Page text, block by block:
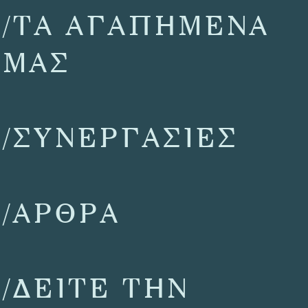
/ΤΑ ΑΓΑΠΗΜΕΝΑ
ΜΑΣ
/ΣΥΝΕΡΓΑΣΙΕΣ
/ΑΡΘΡΑ
/ΔΕΙΤΕ ΤΗΝ